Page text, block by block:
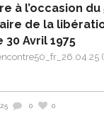
à l’occasion du
de la
30 Avril 1975
0 0